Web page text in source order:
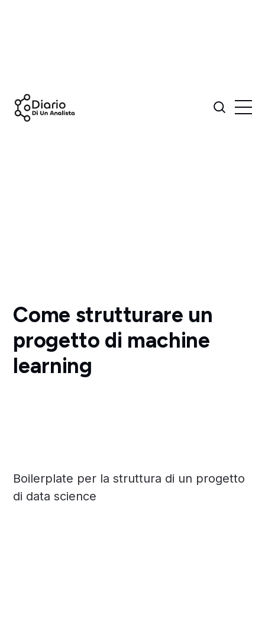
Come strutturare un
progetto di machine
learning
Boilerplate per la struttura di un progetto
di data science